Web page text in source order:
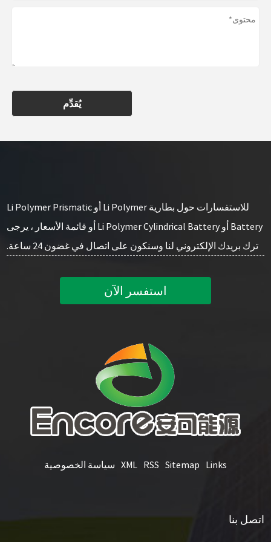
يُقدِّم
للاستفسارات حول بطارية Li Polymer أو Li Polymer Prismatic
Battery أو Li Polymer Cylindrical Battery أو قائمة الأسعار ، يرجى
ترك بريدك الإلكتروني لنا وسنكون على اتصال في غضون 24 ساعة.
استفسر الآن
Links
Sitemap
RSS
XML سياسة الخصوصية
اتصل بنا